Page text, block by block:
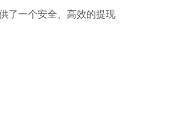
了一个安全、高效的提现